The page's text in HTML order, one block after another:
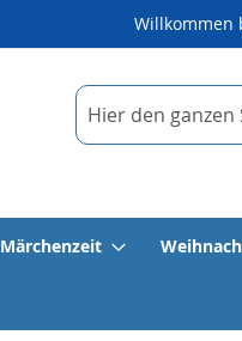
Willkommen
Suche
Märchenzeit